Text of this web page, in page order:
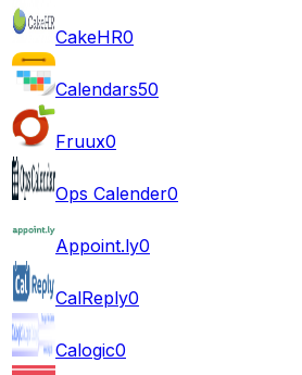
CakeHR0
Calendars50
Fruux0
Ops Calender0
Appoint.ly0
CalReply0
Calogic0